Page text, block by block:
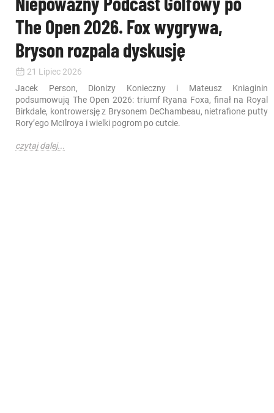
The Open 2026. Fox wygrywa,
Bryson rozpala dyskusję
21 Lipiec 2026
Jacek Person, Dionizy Konieczny i Mateusz Kniaginin
podsumowują The Open 2026: triumf Ryana Foxa, finał na Royal
Birkdale, kontrowersję z Brysonem DeChambeau, nietrafione putty
Rory’ego McIlroya i wielki pogrom po cutcie.
czytaj dalej...